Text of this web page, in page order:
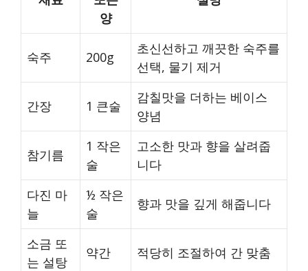
양
숙주 200g
초신선하고 깨끗한 숙주를
선택, 물기 제거
간장 1 큰술
감칠맛을 더하는 베이스
양념
참기름
1 작은
술
고소한 맛과 향을 살려줍
니다
다진 마
늘
½ 작은
술
향과 맛을 깊게 해줍니다
소금 또
는 설탕
약간 적당히 조절하여 간 맞춤